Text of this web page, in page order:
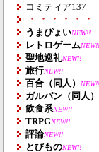
コミティア137
・・・・・
うまぴょいNEW!!
レトロゲームNEW!!
聖地巡礼NEW!!
旅行NEW!!
百合（同人） NEW!!
ガルパン（同人）
飲食系NEW!!
TRPGNEW!!
評論NEW!!
とびものNEW!!